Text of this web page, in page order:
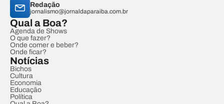
Redação
jornalismo@jornaldaparaiba.com.br
Qual a Boa?
Agenda de Shows
O que fazer?
Onde comer e beber?
Onde ficar?
Notícias
Bichos
Cultura
Economia
Educação
Política